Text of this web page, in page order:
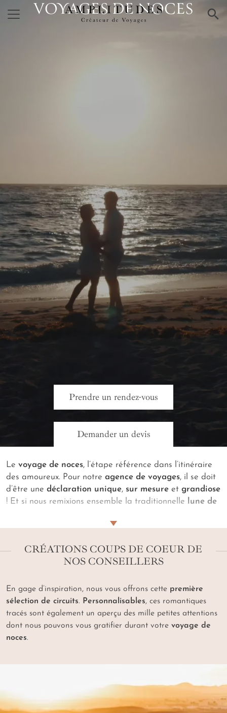
× VOYAGES DE NOCES
Prendre un rendez-vous
Demander un devis
Le voyage de noces, l’étape référence dans l’itinéraire
des amoureux. Pour notre agence de voyages, il se doit
d’être une déclaration unique, sur mesure et grandiose
! Et si nous remixions ensemble la traditionnelle lune de
à travers un rare circuit peaufiné avec
parallèle, n’éclipsons pas la tendre moitié de l’astre
lunaire dans cette si importante affaire : le soleil !
attentes de vos cœurs aux savoir-faire d’exception de
nos artisans créateurs et de notre service de
conciergerie 5*. Voilà lesserments que notre
agencevous prête pour votrevoyage de noces. Votre
lune de miel gravite autour de présents affectueux, de
CRÉATIONS COUPS DE COEUR DE
NOS CONSEILLERS
En gage d’inspiration, nous vous offrons cette première
sélection de circuits. Personnalisables, ces romantiques
tracés sont également un aperçu des mille petites attentions
dont nous pouvons vous gratifier durant votre voyage de
noces.